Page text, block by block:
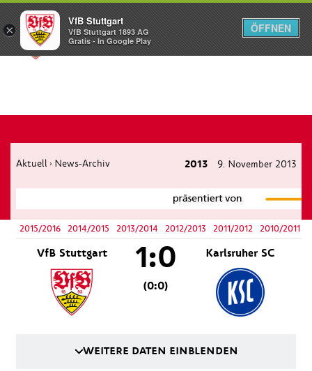
Menü
Aktuell › News-Archiv 2013 9. November 2013
2015/2016 2014/2015 2013/2014 2012/2013 2011/2012 2010/2011
VfB Stuttgart Karlsruher SC
1:0
(0:0)
WEITERE DATEN EINBLENDEN
×
VfB Stuttgart
VfB Stuttgart 1893 AG
Gratis - In Google Play
ÖFFNEN